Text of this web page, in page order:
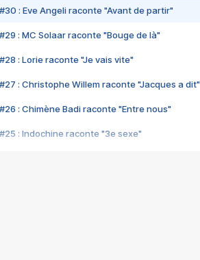
#30 : Eve Angeli raconte "Avant de partir"
#29 : MC Solaar raconte "Bouge de là"
#28 : Lorie raconte "Je vais vite"
#27 : Christophe Willem raconte "Jacques a dit"
#26 : Chimène Badi raconte "Entre nous"
#25 : Indochine raconte "3e sexe"